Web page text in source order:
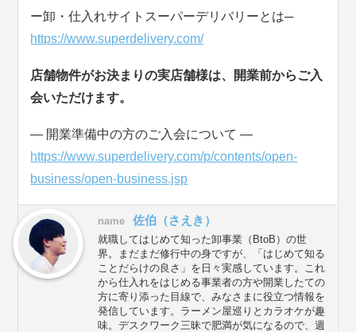
ー卸・仕入れサイトスーパーデリバリーとは─
https://www.superdelivery.com/
店舗物件がお決まりの実店舗様は、開業前からご入
会いただけます。
― 開業準備中の方のご入会について ―
https://www.superdelivery.com/p/contents/open-
business/open-business.jsp
name 佐伯（さえき）
就職してはじめて知った卸事業（BtoB）の世
界。まだまだ修行中の身ですが、「はじめて知る
ことだらけの良さ」を日々実感しています。これ
から仕入れをはじめる事業者の方や開業したての
方に寄り添った目線で、みなさまに役立つ情報を
発信しています。ラーメン屋巡りとカラオケが趣
味。デスクワーク三昧で肥満が気になるので、週